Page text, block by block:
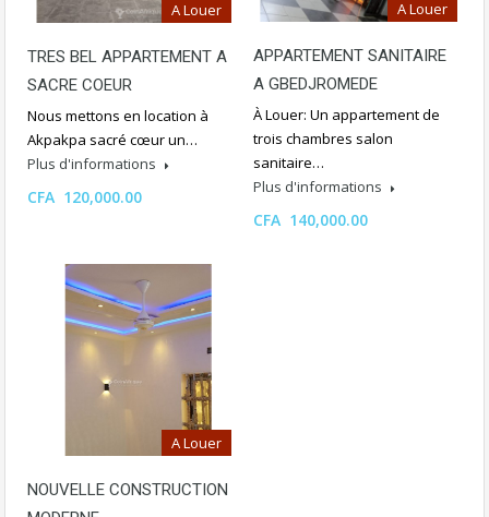
A Louer
TRES BEL APPARTEMENT A
SACRE COEUR
Nous mettons en location à
Akpakpa sacré cœur un…
Plus d'informations
CFA 120,000.00
A Louer
APPARTEMENT SANITAIRE
A GBEDJROMEDE
À Louer: Un appartement de
trois chambres salon
sanitaire…
Plus d'informations
CFA 140,000.00
A Louer
NOUVELLE CONSTRUCTION